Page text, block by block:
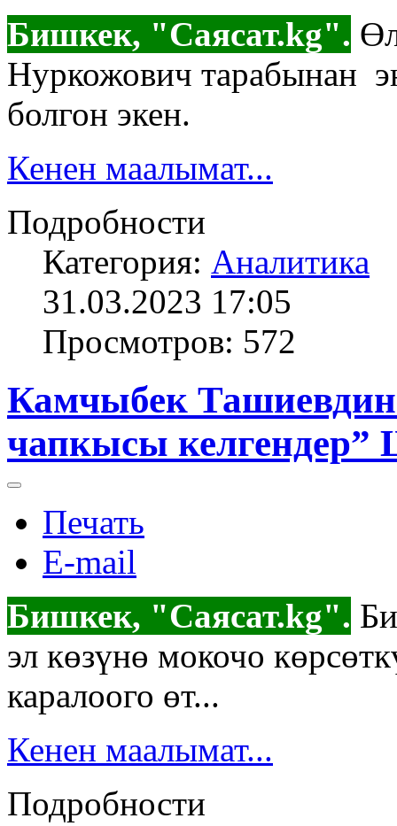
Бишкек, "Саясат.kg".
Нуркожович тарабынан
болгон экен.
Кенен маалымат...
Подробности
Категория: Аналитика
31.03.2023 17:05
Просмотров: 572
Камчыбек
чапкысы
Печать
E-mail
Бишкек, "Саясат.kg".
эл көзүнө мокочо
каралоого өт...
Кенен маалымат...
Подробности